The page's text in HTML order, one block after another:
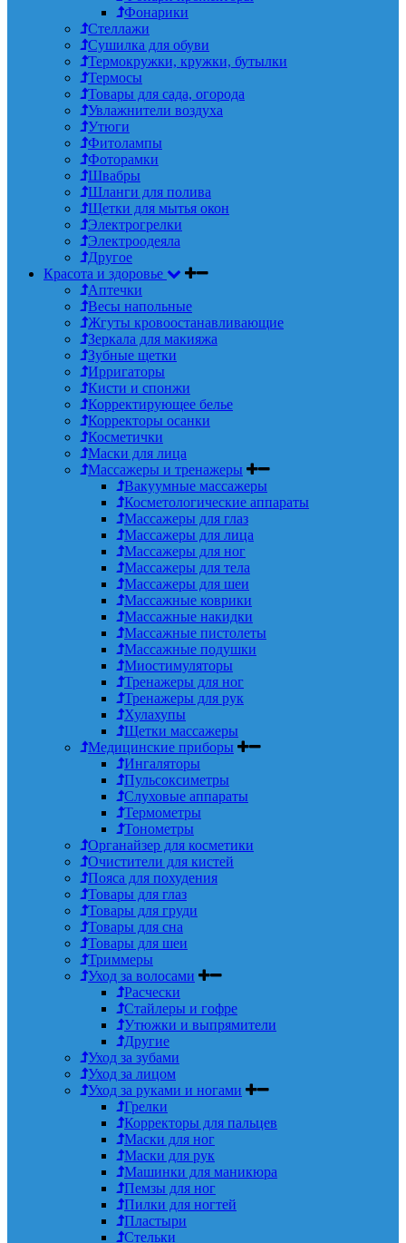
Фонарики
Стеллажи
Сушилка для обуви
Термокружки, кружки, бутылки
Термосы
Товары для сада, огорода
Увлажнители воздуха
Утюги
Фитолампы
Фоторамки
Швабры
Шланги для полива
Щетки для мытья окон
Электрогрелки
Электроодеяла
Другое
Красота и здоровье
Аптечки
Весы напольные
Жгуты кровоостанавливающие
Зеркала для макияжа
Зубные щетки
Ирригаторы
Кисти и спонжи
Корректирующее белье
Корректоры осанки
Косметички
Маски для лица
Массажеры и тренажеры
Вакуумные массажеры
Косметологические аппараты
Массажеры для глаз
Массажеры для лица
Массажеры для ног
Массажеры для тела
Массажеры для шеи
Массажные коврики
Массажные накидки
Массажные пистолеты
Массажные подушки
Миостимуляторы
Тренажеры для ног
Тренажеры для рук
Хулахупы
Щетки массажеры
Медицинские приборы
Ингаляторы
Пульсоксиметры
Слуховые аппараты
Термометры
Тонометры
Органайзер для косметики
Очистители для кистей
Пояса для похудения
Товары для глаз
Товары для груди
Товары для сна
Товары для шеи
Триммеры
Уход за волосами
Расчески
Стайлеры и гофре
Утюжки и выпрямители
Другие
Уход за зубами
Уход за лицом
Уход за руками и ногами
Грелки
Корректоры для пальцев
Маски для ног
Маски для рук
Машинки для маникюра
Пемзы для ног
Пилки для ногтей
Пластыри
Стельки